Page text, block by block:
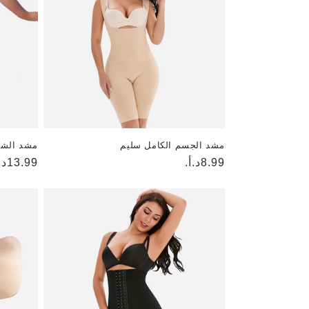
مشد الجسم الكامل سليم
السعر
8.99د.أ.
مشد
السعر
13.99د.أ.